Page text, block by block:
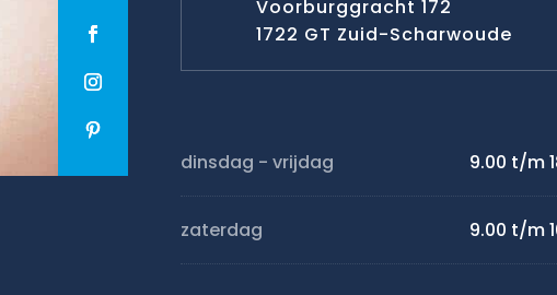
Voorburggracht 172
1722 GT Zuid-Scharwoude
dinsdag - vrijdag 9.00 t/m
zaterdag 9.00 t/m